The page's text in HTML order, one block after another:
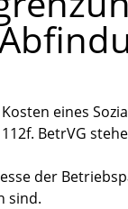
eines
BetrVG
der
sind.